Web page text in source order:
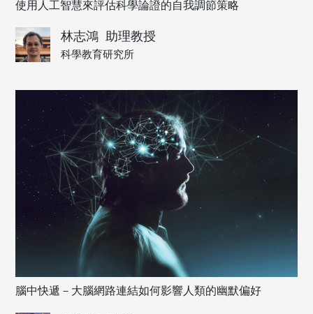
使用人工智慧來評估科學論證的自我調節策略
林志鴻 助理教授
科學教育研究所
腦中快遞－大腦網路連結如何影響人類的幽默偏好